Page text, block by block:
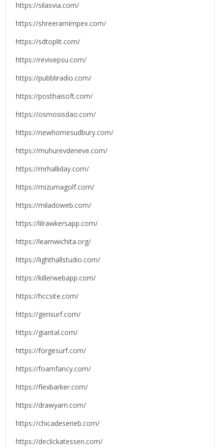
https://silasvia.com/
https://shreeramimpex.com/
https://sdtoplit.com/
https://revivepsu.com/
https://pubbliradio.com/
https://posthaisoft.com/
https://osmosisdao.com/
https://newhomesudbury.com/
https://muhurevdeneve.com/
https://mrhalliday.com/
https://mizumagolf.com/
https://miladoweb.com/
https://lilrawkersapp.com/
https://learnwichita.org/
https://lighthallstudio.com/
https://killerwebapp.com/
https://hccsite.com/
https://gerisurf.com/
https://giantal.com/
https://forgesurf.com/
https://foamfancy.com/
https://flexbarker.com/
https://drawyarn.com/
https://chicadeserieb.com/
https://declickatessen.com/